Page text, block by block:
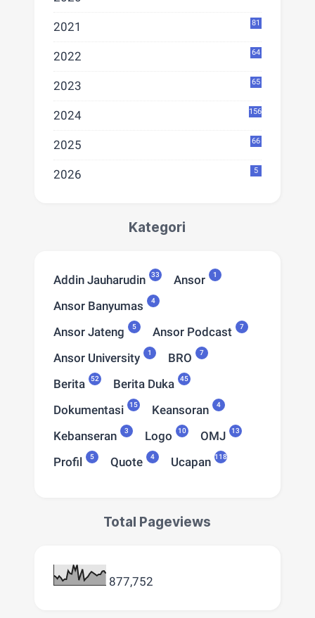
2021 81
2022 64
2023 65
2024 156
2025 66
2026 5
Kategori
Addin Jauharudin 33 Ansor 1
Ansor Banyumas 4
Ansor Jateng 5 Ansor Podcast 7
Ansor University 1 BRO 7
Berita 52 Berita Duka 45
Dokumentasi 15 Keansoran 4
Kebanseran 3 Logo 10 OMJ 13
Profil 5 Quote 4 Ucapan 118
Total Pageviews
877,752